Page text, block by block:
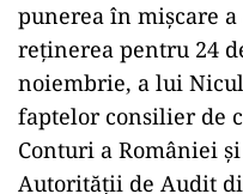
punerea în mişcare
reţinerea pentru 24
noiembrie, a lui
faptelor consilier de
Conturi a României
Autorităţii de Audit